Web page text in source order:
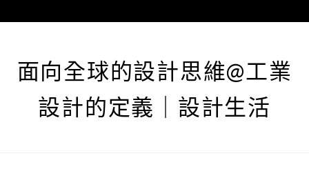
至
面向全球的設計思維@工業
設計的定義｜設計生活